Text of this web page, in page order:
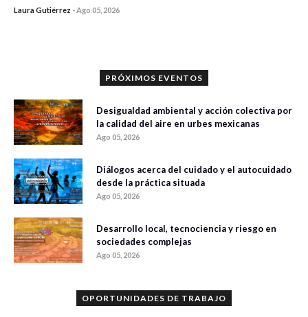
Laura Gutiérrez -Ago 05, 2026
PRÓXIMOS EVENTOS
Desigualdad ambiental y acción colectiva por
la calidad del aire en urbes mexicanas
Ago 05, 2026
Diálogos acerca del cuidado y el autocuidado
desde la práctica situada
Ago 05, 2026
Desarrollo local, tecnociencia y riesgo en
sociedades complejas
Ago 05, 2026
OPORTUNIDADES DE TRABAJO